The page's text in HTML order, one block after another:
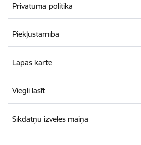
Privātuma politika
Piekļūstamība
Lapas karte
Viegli lasīt
Sīkdatņu izvēles maiņa